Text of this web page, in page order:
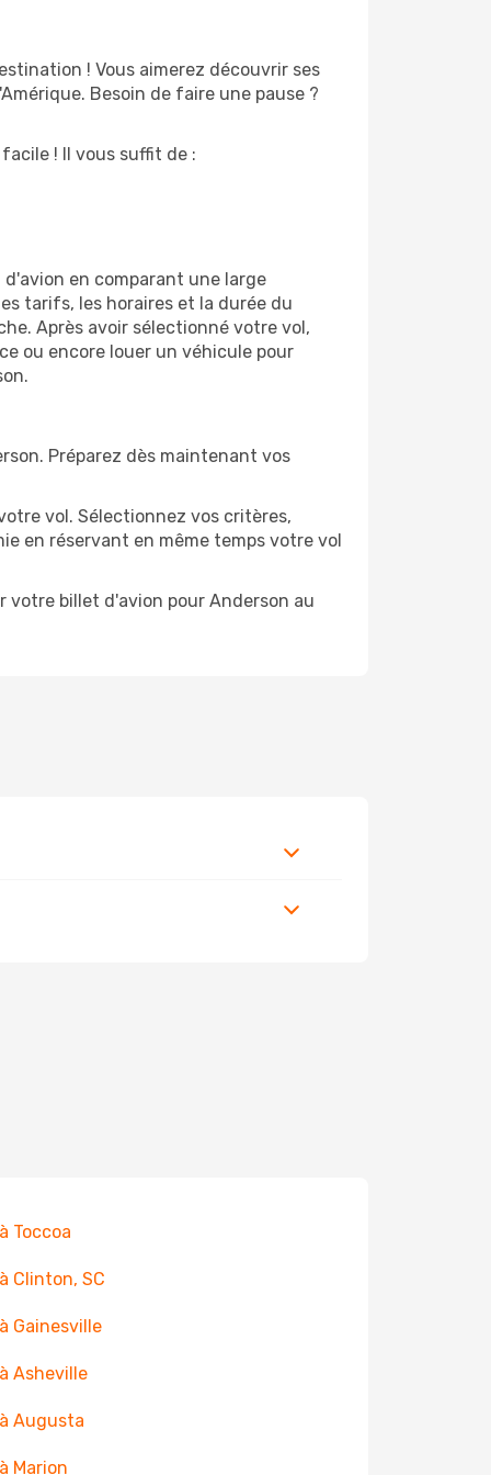
! Vous aimerez découvrir ses
Besoin de faire une pause ?
! Il vous suffit de :
en comparant une large
tarifs, les horaires et la durée du
Après avoir sélectionné votre vol,
ou encore louer un véhicule pour
Préparez dès maintenant vos
vol. Sélectionnez vos critères,
en réservant en même temps votre vol
votre billet d'avion pour Anderson au
Toccoa
Clinton, SC
Gainesville
Asheville
Augusta
Marion